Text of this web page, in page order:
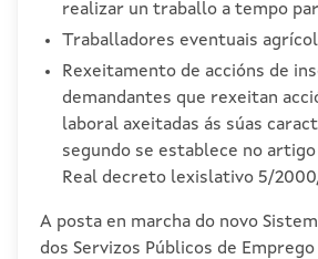
realizar un traballo a tempo
Traballadores eventuais
Rexeitamento de accións de
demandantes que rexeitan
laboral axeitadas ás súas
segundo se establece no artigo
Real decreto lexislativo 5/
A posta en marcha do novo
dos Servizos Públicos de Emprego